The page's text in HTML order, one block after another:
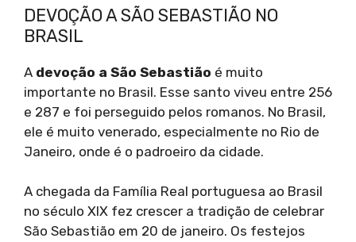
DEVOÇÃO A SÃO SEBASTIÃO NO
BRASIL
A devoção a São Sebastião é muito
importante no Brasil. Esse santo viveu entre 256
e 287 e foi perseguido pelos romanos. No Brasil,
ele é muito venerado, especialmente no Rio de
Janeiro, onde é o padroeiro da cidade.
A chegada da Família Real portuguesa ao Brasil
no século XIX fez crescer a tradição de celebrar
São Sebastião em 20 de janeiro. Os festejos